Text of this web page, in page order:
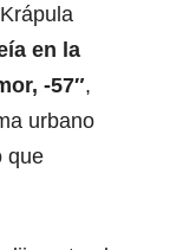
en la
-57″,
urbano
que